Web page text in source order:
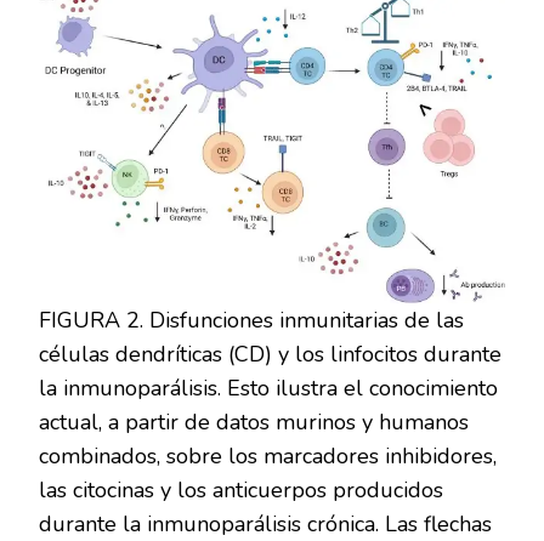
FIGURA 2. Disfunciones inmunitarias de las
células dendríticas (CD) y los linfocitos durante
la inmunoparálisis. Esto ilustra el conocimiento
actual, a partir de datos murinos y humanos
combinados, sobre los marcadores inhibidores,
las citocinas y los anticuerpos producidos
durante la inmunoparálisis crónica. Las flechas